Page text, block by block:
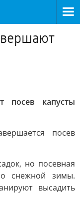
посев капусты
посев
но посевная
снежной зимы.
высадить